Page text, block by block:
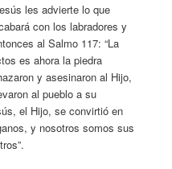
les advierte lo que
con los labradores y
al Salmo 117: “La
es ahora la piedra
y asesinaron al Hijo,
al pueblo a su
el Hijo, se convirtió en
y nosotros somos sus